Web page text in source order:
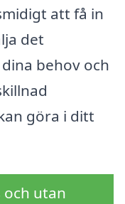
att få in
det
behov och
göra i ditt
och utan